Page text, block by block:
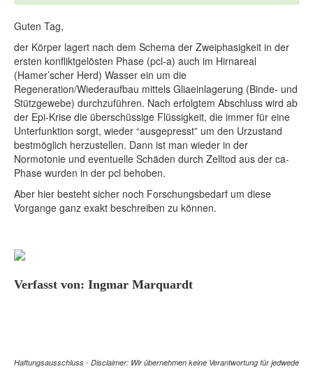
Guten Tag,
der Körper lagert nach dem Schema der Zweiphasigkeit in der
ersten konfliktgelösten Phase (pcl-a) auch im Hirnareal
(Hamer’scher Herd) Wasser ein um die
Regeneration/Wiederaufbau mittels Gliaeinlagerung (Binde- und
Stützgewebe) durchzuführen. Nach erfolgtem Abschluss wird ab
der Epi-Krise die überschüssige Flüssigkeit, die immer für eine
Unterfunktion sorgt, wieder “ausgepresst” um den Urzustand
bestmöglich herzustellen. Dann ist man wieder in der
Normotonie und eventuelle Schäden durch Zelltod aus der ca-
Phase wurden in der pcl behoben.
Aber hier besteht sicher noch Forschungsbedarf um diese
Vorgange ganz exakt beschreiben zu können.
Verfasst von: Ingmar Marquardt
Haftungsausschluss - Disclaimer: Wir übernehmen keine Verantwortung für jedwede